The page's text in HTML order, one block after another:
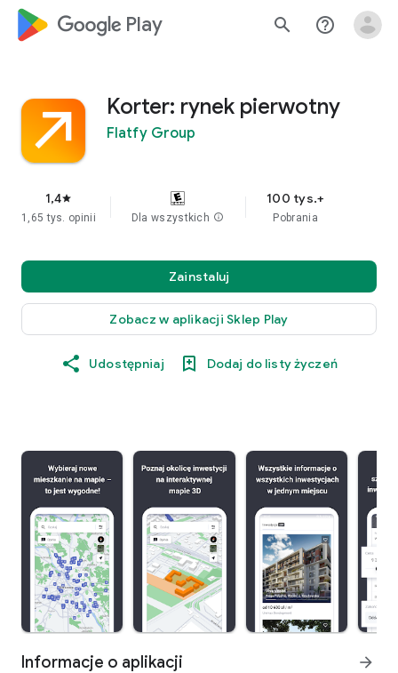
google_logo Play search help_outline
Korter: rynek pierwotny
Flatfy Group
1,4star
1,65 tys. opinii Dla wszystkich info
100 tys.+
Pobrania
Zainstaluj
Zobacz w aplikacji Sklep Play
Udostępniaj Dodaj do listy życzeń
Informacje o aplikacji arrow_forward